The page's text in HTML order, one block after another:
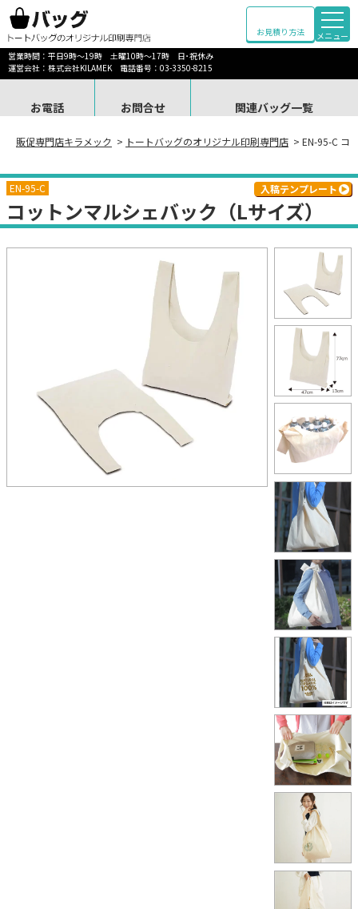
お見積り方法
メニュー
営業時間：平日9時～19時 土曜10時～17時 日･祝休み
運営会社：株式会社KILAMEK 電話番号：03-3350-8215
お電話 お問合せ 関連バッグ一覧
販促専門店キラメック > トートバッグのオリジナル印刷専門店 > EN-95-C コ
EN-95-C
コットンマルシェバック（Lサイズ）
入稿テンプレート